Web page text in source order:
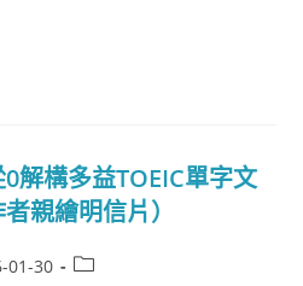
解構多益TOEIC單字文
親繪明信片）
01-30